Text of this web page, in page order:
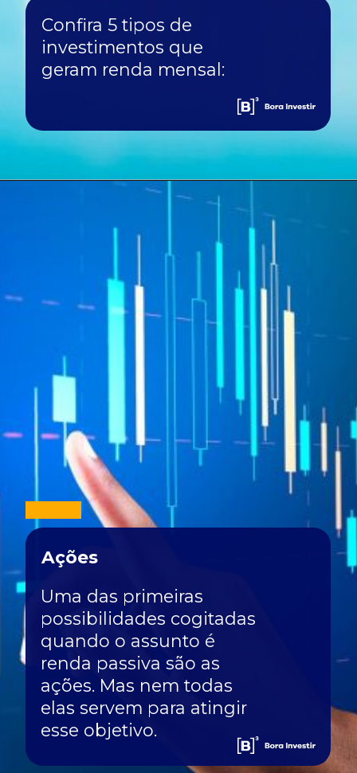
Confira 5 tipos de
investimentos que
geram renda mensal:
Ações
Uma das primeiras
possibilidades cogitadas
quando o assunto é
renda passiva são as
ações. Mas nem todas
elas servem para atingir
esse objetivo.